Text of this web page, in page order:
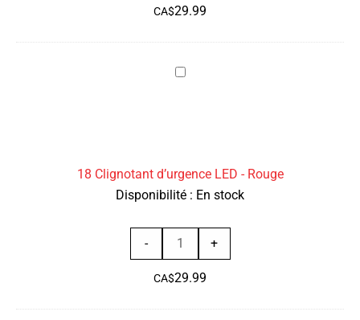
18
LED
CA$29.99
18
Rouge
18 Clignotant d’urgence LED - Rouge
Disponibilité : En stock
-
quantité
de
18
+
CA$29.99